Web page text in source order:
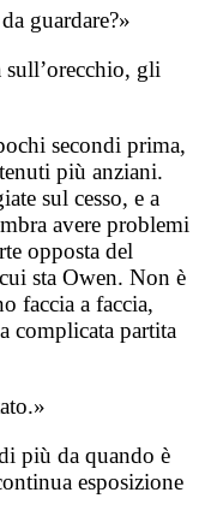
guardare?»
sull’orecchio, gli
secondi prima,
più anziani.
sul cesso, e a
avere problemi
opposta del
sta Owen. Non è
faccia a faccia,
complicata partita
più da quando è
esposizione